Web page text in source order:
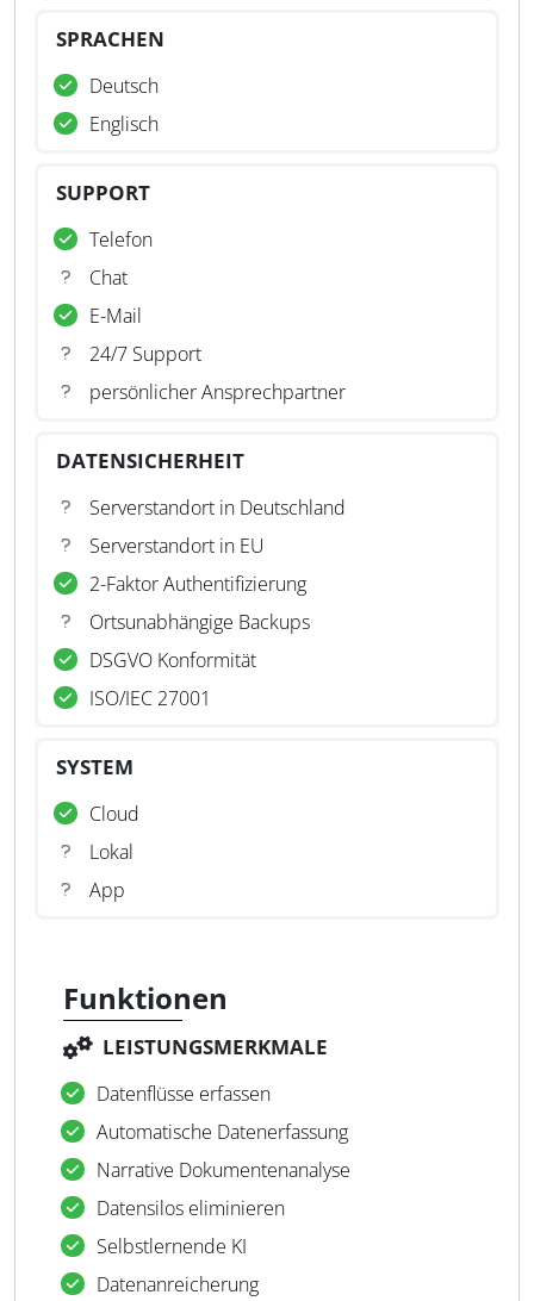
SPRACHEN
Deutsch
Englisch
SUPPORT
Telefon
Chat
E-Mail
24/7 Support
persönlicher Ansprechpartner
DATENSICHERHEIT
Serverstandort in Deutschland
Serverstandort in EU
2-Faktor Authentifizierung
Ortsunabhängige Backups
DSGVO Konformität
ISO/IEC 27001
SYSTEM
Cloud
Lokal
App
Funktionen
LEISTUNGSMERKMALE
Datenflüsse erfassen
Automatische Datenerfassung
Narrative Dokumentenanalyse
Datensilos eliminieren
Selbstlernende KI
Datenanreicherung